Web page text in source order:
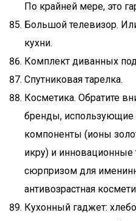
По крайней мере, это
Большой телевизор.
кухни.
Комплект диванных
Спутниковая тарелка.
Косметика. Обратите
бренды,
компоненты (ионы
икру) и
сюрпризом для
антивозрастная
Кухонный гаджет: